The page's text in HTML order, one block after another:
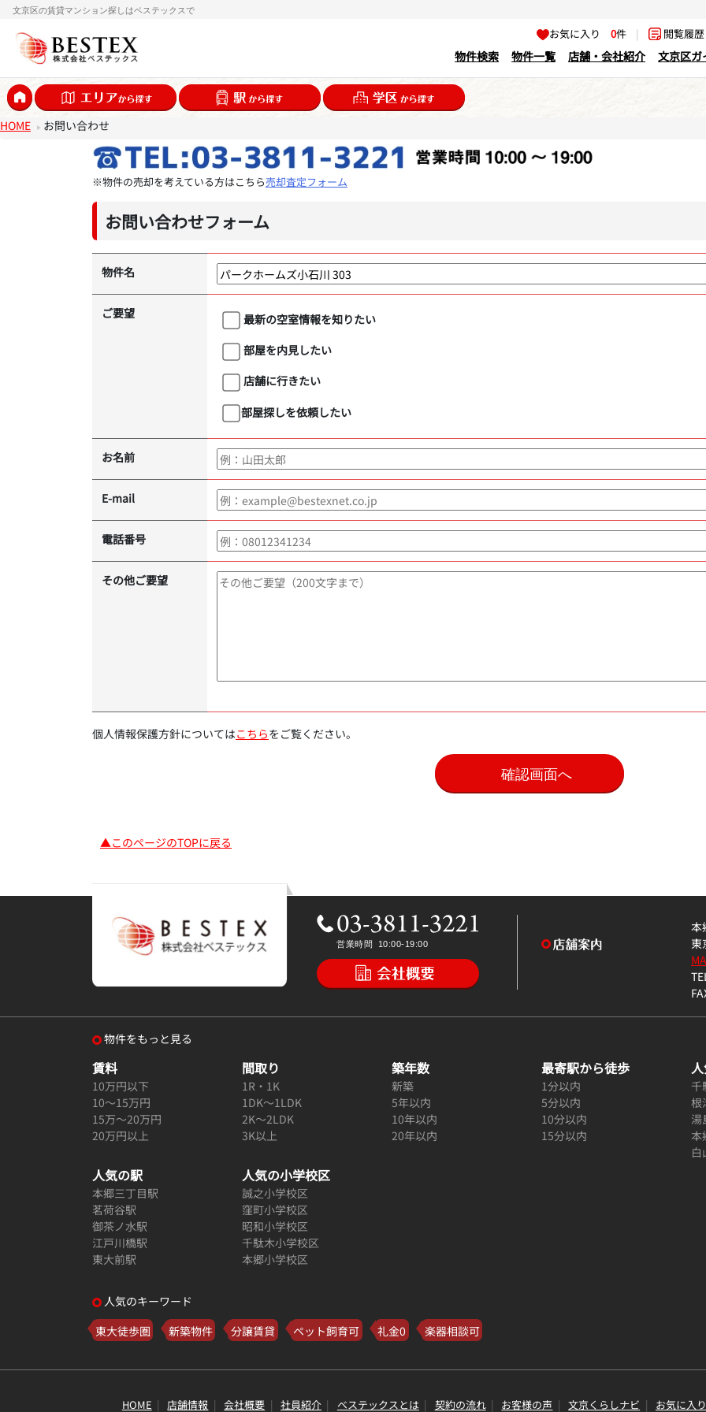
文京区の賃貸マンション探しはベステックスで
お気に入り0件 | 閲覧履
物件検索 物件一覧 店舗・会社紹介 文京区ガ
HOME お問い合わせ
※物件の売却を考えている方はこちら売却査定フォーム
お問い合わせフォーム
物件名
ご要望
最新の空室情報を知りたい
部屋を内見したい
店舗に行きたい
部屋探しを依頼したい
お名前
E-mail
電話番号
その他ご要望
個人情報保護方針についてはこちらをご覧ください。
▲このページのTOPに戻る
本
東
物件をもっと見る
賃料
10万円以下
10～15万円
15万～20万円
20万円以上
間取り
1R・1K
1DK～1LDK
2K～2LDK
3K以上
築年数
新築
5年以内
10年以内
20年以内
最寄駅から徒歩
1分以内
5分以内
10分以内
15分以内
千
根
湯
本
白
人気の駅
本郷三丁目駅
茗荷谷駅
御茶ノ水駅
江戸川橋駅
東大前駅
人気の小学校区
誠之小学校区
窪町小学校区
昭和小学校区
千駄木小学校区
本郷小学校区
人気のキーワード
東大徒歩圏
新築物件 分譲賃貸 ペット飼育可 礼金0 楽器相談可
HOME 店舗情報 会社概要 社員紹介 ベステックスとは 契約の流れ お客様の声 文京くらしナビ お気に入